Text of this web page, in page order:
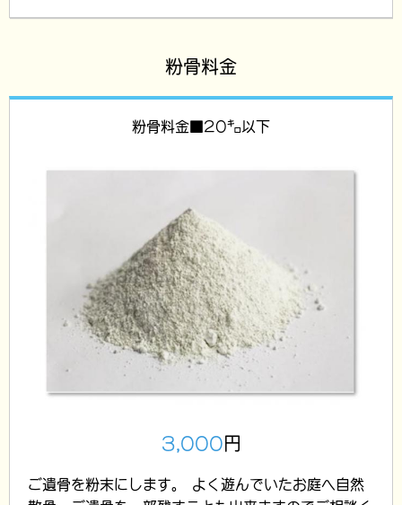
粉骨料金
粉骨料金■20㌔以下
3,000 円
ご遺骨を粉末にします。 よく遊んでいたお庭へ自然